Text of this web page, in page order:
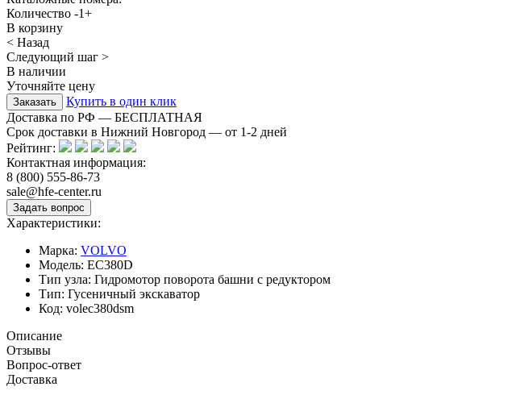
Количество -1+
В корзину
< Назад
Следующий шаг >
В наличии
Уточняйте цену
Купить в один клик
Доставка по РФ — БЕСПЛАТНАЯ
Срок доставки в Нижний Новгород — от 1-2 дней
Рейтинг:
Контактная информация:
8 (800) 555-86-73
sale@hfe-center.ru
Характеристики:
Марка: VOLVO
Модель: EC380D
Тип узла: Гидромотор поворота башни с редуктором
Тип: Гусеничный экскаватор
Код: volec380dsm
Описание
Отзывы
Вопрос-ответ
Доставка